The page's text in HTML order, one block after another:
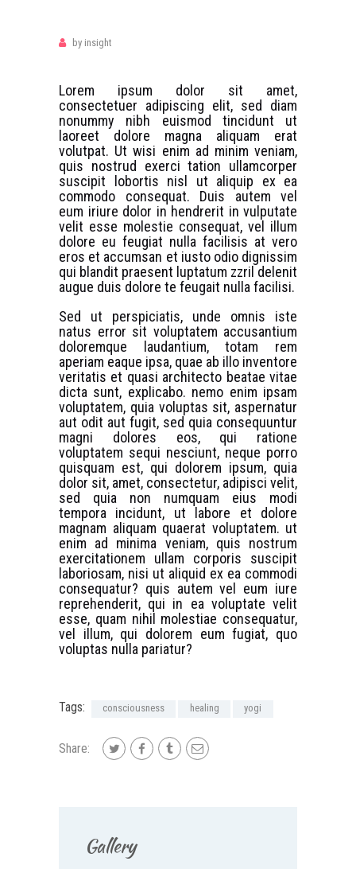
byinsight
Lorem ipsum dolor sit amet,
consectetuer adipiscing elit, sed diam
nonummy nibh euismod tincidunt ut
laoreet dolore magna aliquam erat
volutpat. Ut wisi enim ad minim veniam,
quis nostrud exerci tation ullamcorper
suscipit lobortis nisl ut aliquip ex ea
commodo consequat. Duis autem vel
eum iriure dolor in hendrerit in vulputate
velit esse molestie consequat, vel illum
dolore eu feugiat nulla facilisis at vero
eros et accumsan et iusto odio dignissim
qui blandit praesent luptatum zzril delenit
augue duis dolore te feugait nulla facilisi.
Sed ut perspiciatis, unde omnis iste
natus error sit voluptatem accusantium
doloremque laudantium, totam rem
aperiam eaque ipsa, quae ab illo inventore
veritatis et quasi architecto beatae vitae
dicta sunt, explicabo. nemo enim ipsam
voluptatem, quia voluptas sit, aspernatur
aut odit aut fugit, sed quia consequuntur
magni dolores eos, qui ratione
voluptatem sequi nesciunt, neque porro
quisquam est, qui dolorem ipsum, quia
dolor sit, amet, consectetur, adipisci velit,
sed quia non numquam eius modi
tempora incidunt, ut labore et dolore
magnam aliquam quaerat voluptatem. ut
enim ad minima veniam, quis nostrum
exercitationem ullam corporis suscipit
laboriosam, nisi ut aliquid ex ea commodi
consequatur? quis autem vel eum iure
reprehenderit, qui in ea voluptate velit
esse, quam nihil molestiae consequatur,
vel illum, qui dolorem eum fugiat, quo
voluptas nulla pariatur?
Tags: consciousness healing yogi
Share:
Gallery